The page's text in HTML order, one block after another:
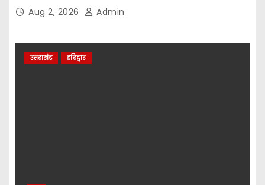
Aug 2, 2026 Admin
उत्तराखंड हरिद्वार